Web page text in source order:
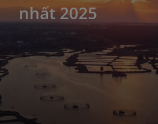
nhất 2025